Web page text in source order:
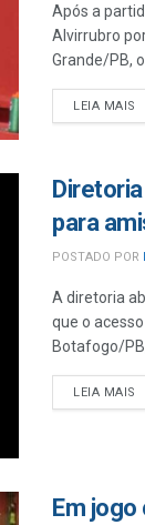
Após a
Alvirrubro
Grande/PB, o
LEIA MAIS
para
POSTADO POR
A diretoria
que o
Botafogo/
LEIA MAIS
Em